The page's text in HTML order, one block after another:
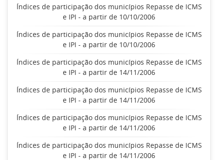
Índices de participação dos municípios Repasse de ICMS
e IPI - a partir de 10/10/2006
Índices de participação dos municípios Repasse de ICMS
e IPI - a partir de 10/10/2006
Índices de participação dos municípios Repasse de ICMS
e IPI - a partir de 14/11/2006
Índices de participação dos municípios Repasse de ICMS
e IPI - a partir de 14/11/2006
Índices de participação dos municípios Repasse de ICMS
e IPI - a partir de 14/11/2006
Índices de participação dos municípios Repasse de ICMS
e IPI - a partir de 14/11/2006